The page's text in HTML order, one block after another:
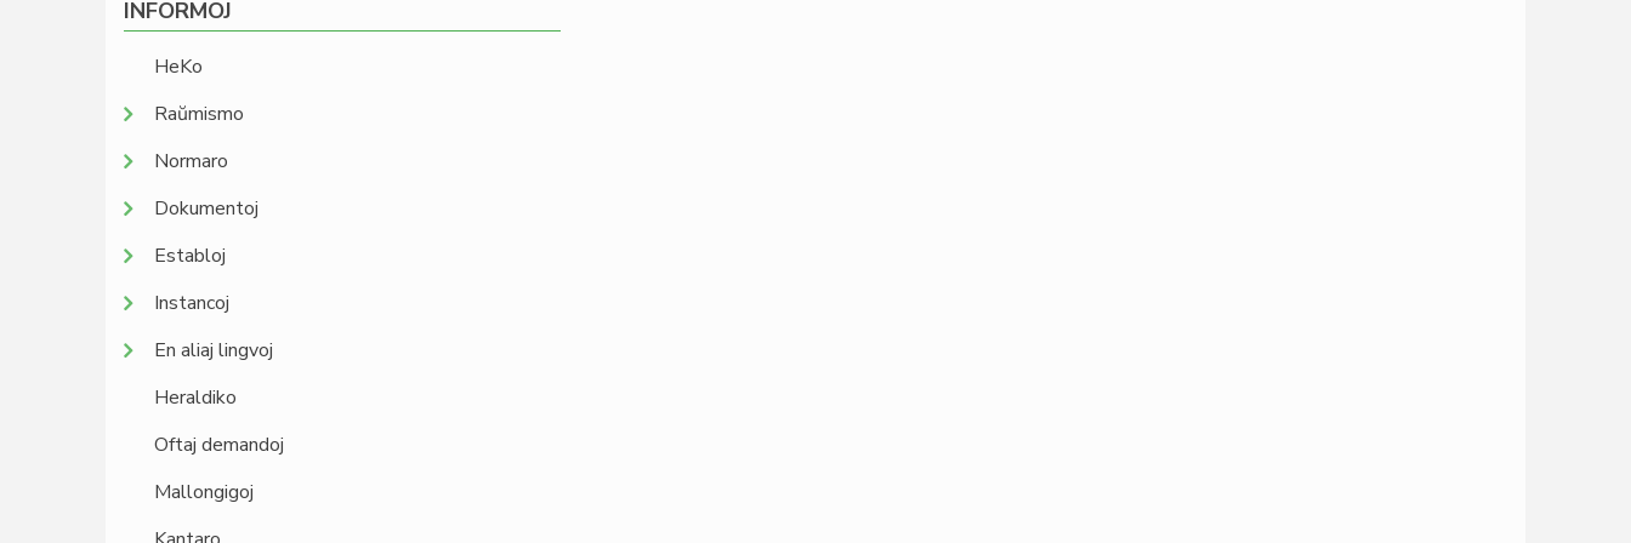
INFORMOJ
HeKo
Raŭmismo
Normaro
Dokumentoj
Establoj
Instancoj
En aliaj lingvoj
Heraldiko
Oftaj demandoj
Mallongigoj